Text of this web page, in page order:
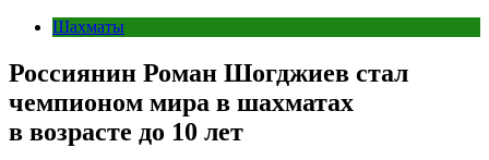
Шахматы
Россиянин Роман Шогджиев стал
чемпионом мира в шахматах
в возрасте до 10 лет